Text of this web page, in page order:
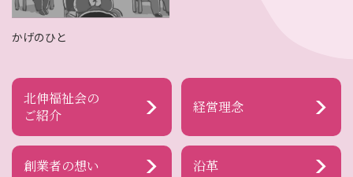
かげのひと
北伸福祉会の
ご紹介
経営理念
創業者の想い 沿革